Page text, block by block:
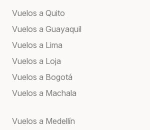
Vuelos a Quito
Vuelos a Guayaquil
Vuelos a Lima
Vuelos a Loja
Vuelos a Bogotá
Vuelos a Machala
Vuelos a Medellín